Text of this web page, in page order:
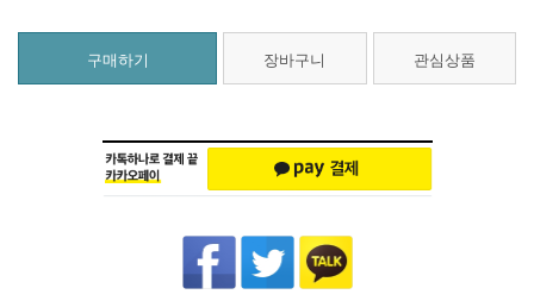
구매하기 장바구니 관심상품